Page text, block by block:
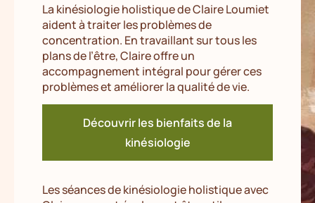
La kinésiologie holistique de Claire Loumiet
aident à traiter les problèmes de
concentration. En travaillant sur tous les
plans de l’être, Claire offre un
accompagnement intégral pour gérer ces
problèmes et améliorer la qualité de vie.
Découvrir les bienfaits de la
kinésiologie
Les séances de kinésiologie holistique avec